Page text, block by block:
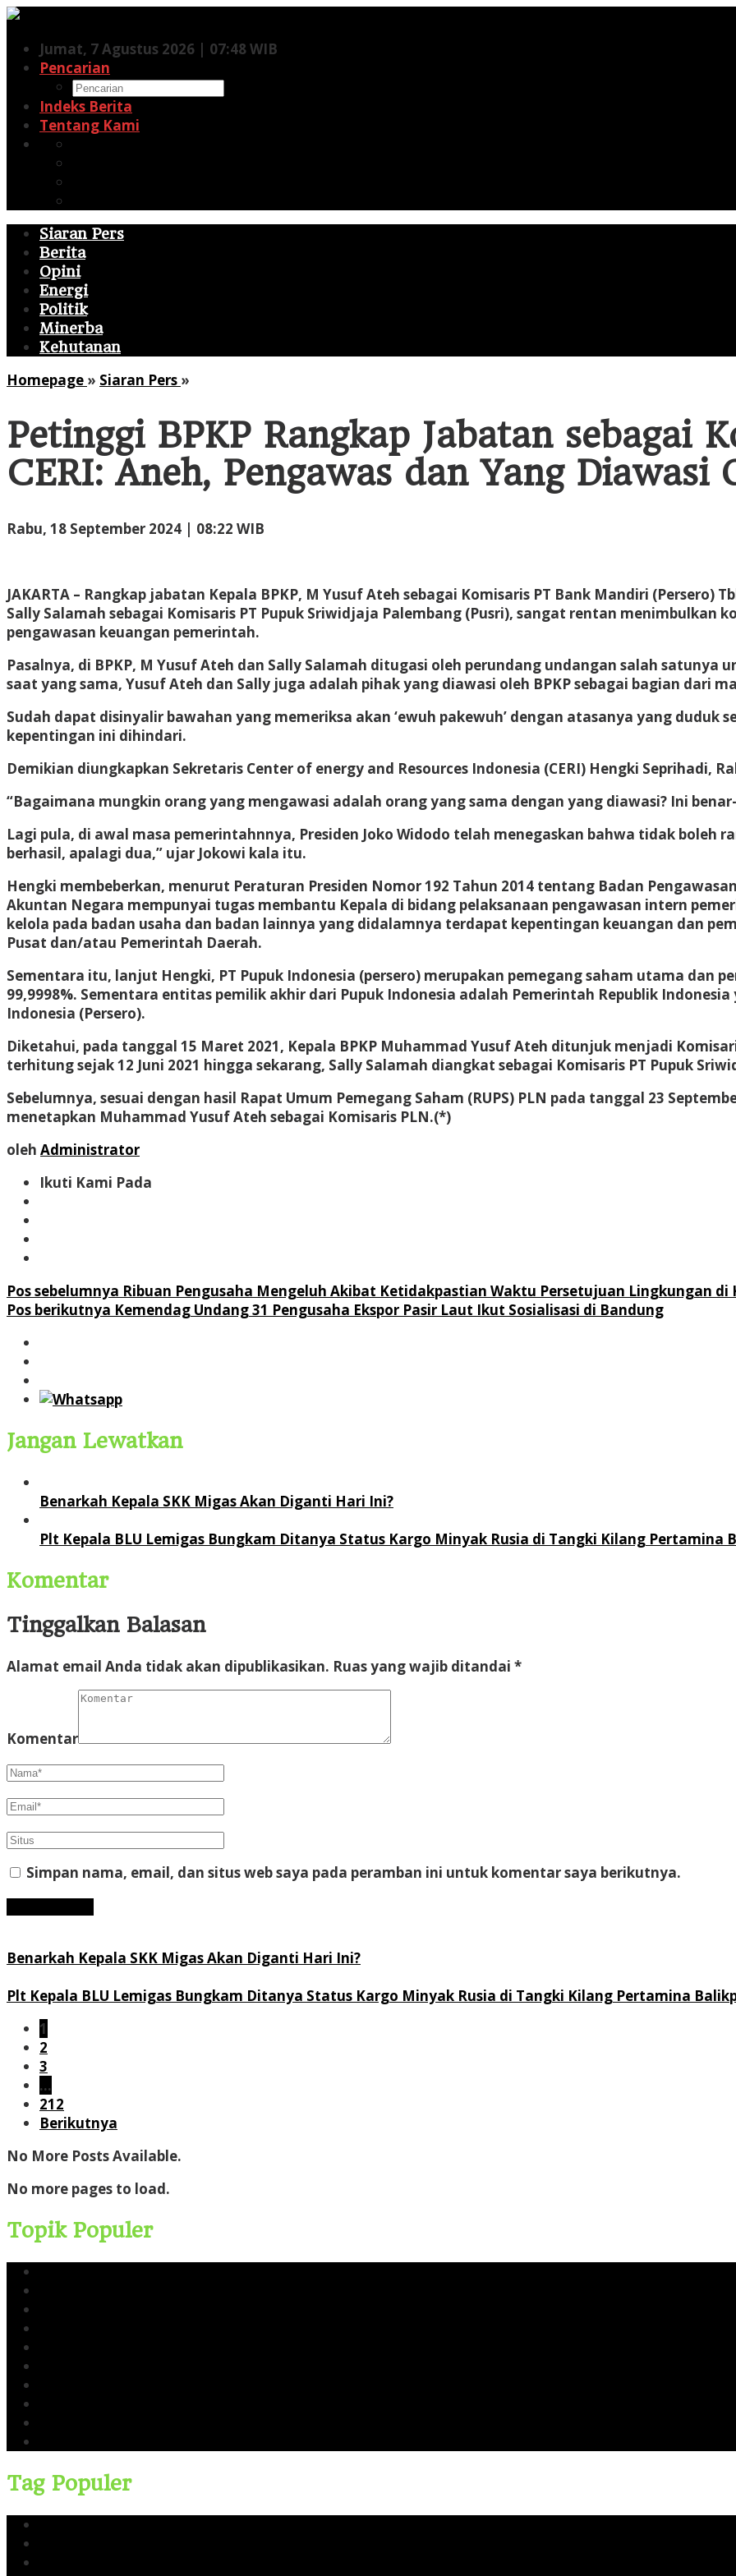
Lewati
kontenJumat, 7 Agustus 2026 | 07:48 WIB
Pencarian
Indeks Berita
Tentang Kami
Siaran Pers
Berita
Opini
Energi
Politik
Minerba
Kehutanan
Homepage » Siaran Pers »
Rangkap
Jabatan
sebagai
Komisaris
BUMN,
Aneh,
Yang
Diawasi
Orangnya
Sama
Petinggi BPKP Rangkap Jabatan sebagai
CERI: Aneh, Pengawas dan Yang Diawasi
Rabu, 18 September 2024 | 08:22 WIB
JAKARTA – Rangkap jabatan Kepala BPKP, M Yusuf Ateh sebagai Komisaris PT Bank Mandiri (Persero)
Sally Salamah sebagai Komisaris PT Pupuk Sriwidjaja Palembang (Pusri), sangat rentan menimbulkan
pengawasan keuangan pemerintah.
Pasalnya, di BPKP, M Yusuf Ateh dan Sally Salamah ditugasi oleh perundang undangan salah satunya
saat yang sama, Yusuf Ateh dan Sally juga adalah pihak yang diawasi oleh BPKP sebagai bagian dari
Sudah dapat disinyalir bawahan yang memeriksa akan ‘ewuh pakewuh’ dengan atasanya yang duduk
kepentingan ini dihindari.
Demikian diungkapkan Sekretaris Center of energy and Resources Indonesia (CERI) Hengki Seprihadi,
“Bagaimana mungkin orang yang mengawasi adalah orang yang sama dengan yang diawasi? Ini
Lagi pula, di awal masa pemerintahnnya, Presiden Joko Widodo telah menegaskan bahwa tidak boleh
berhasil, apalagi dua,” ujar Jokowi kala itu.
Hengki membeberkan, menurut Peraturan Presiden Nomor 192 Tahun 2014 tentang Badan
Akuntan Negara mempunyai tugas membantu Kepala di bidang pelaksanaan pengawasan intern
kelola pada badan usaha dan badan lainnya yang didalamnya terdapat kepentingan keuangan dan
Pusat dan/atau Pemerintah Daerah.
Sementara itu, lanjut Hengki, PT Pupuk Indonesia (persero) merupakan pemegang saham utama dan
99,9998%. Sementara entitas pemilik akhir dari Pupuk Indonesia adalah Pemerintah Republik
Indonesia (Persero).
Diketahui, pada tanggal 15 Maret 2021, Kepala BPKP Muhammad Yusuf Ateh ditunjuk menjadi
terhitung sejak 12 Juni 2021 hingga sekarang, Sally Salamah diangkat sebagai Komisaris PT Pupuk
Sebelumnya, sesuai dengan hasil Rapat Umum Pemegang Saham (RUPS) PLN pada tanggal 23
menetapkan Muhammad Yusuf Ateh sebagai Komisaris PLN.(*)
oleh Administrator
Ikuti Kami Pada
Navigasi
pos
Pos sebelumnya Ribuan Pengusaha Mengeluh Akibat Ketidakpastian Waktu Persetujuan Lingkungan di
Pos berikutnya Kemendag Undang 31 Pengusaha Ekspor Pasir Laut Ikut Sosialisasi di Bandung
Jangan Lewatkan
Benarkah Kepala SKK Migas Akan Diganti Hari Ini?
Plt Kepala BLU Lemigas Bungkam Ditanya Status Kargo Minyak Rusia di Tangki Kilang Pertamina
Komentar
Tinggalkan Balasan
Alamat email Anda tidak akan dipublikasikan. Ruas yang wajib ditandai *
Komentar
Simpan nama, email, dan situs web saya pada peramban ini untuk komentar saya berikutnya.
Benarkah Kepala SKK Migas Akan Diganti Hari Ini?
Plt Kepala BLU Lemigas Bungkam Ditanya Status Kargo Minyak Rusia di Tangki Kilang Pertamina
1
2
3
…
212
Berikutnya
No More Posts Available.
No more pages to load.
Topik Populer
Tag Populer